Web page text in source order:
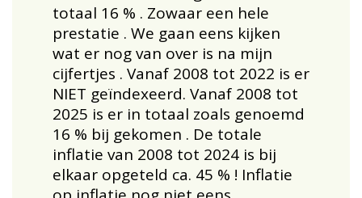
totaal 16 % . Zowaar een hele
prestatie . We gaan eens kijken
wat er nog van over is na mijn
cijfertjes . Vanaf 2008 tot 2022 is er
NIET geïndexeerd. Vanaf 2008 tot
2025 is er in totaal zoals genoemd
16 % bij gekomen . De totale
inflatie van 2008 tot 2024 is bij
elkaar opgeteld ca. 45 % ! Inflatie